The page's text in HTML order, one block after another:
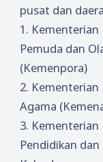
pusat dan
1. Kementerian
Pemuda dan
(Kemenpora)
2. Kementerian
Agama
3. Kementerian
Pendidikan dan